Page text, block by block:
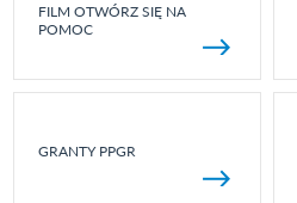
FILM OTWÓRZ SIĘ NA
POMOC
GRANTY PPGR